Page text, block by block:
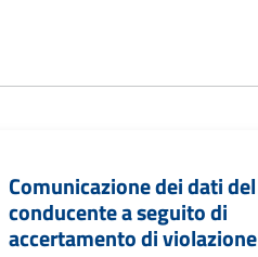
Comunicazione dei dati del
conducente a seguito di
accertamento di violazione